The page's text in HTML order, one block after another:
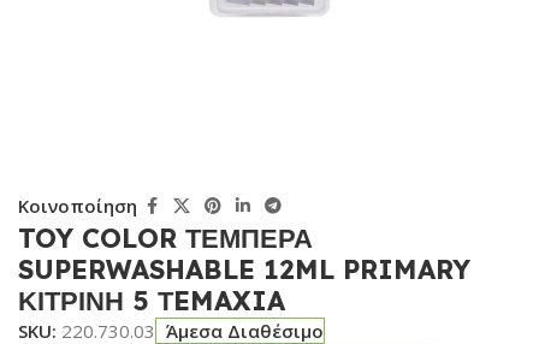
Κοινοποίηση
TOY COLOR ΤΕΜΠΕΡΑ
SUPERWASHABLE 12ML PRIMARY
ΚΙΤΡΙΝΗ 5 ΤEMAXIA
SKU: 220.730.03 Άμεσα Διαθέσιμο